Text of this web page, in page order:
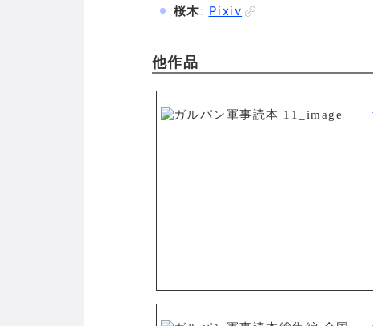
桜木: Pixiv
他作品